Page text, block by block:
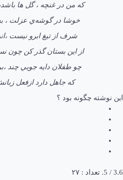
كه من در غنچه ، گل ها
خوشا در گوشه‌ي عزلت ،
شرف از تيغ ابرو نيست
از اين بستان گذر كن چون
چو طفلان دايه جويي چند
كه جاهل دارد ازفعل
این نوشته چگونه بود ؟
3.6 / 5. تعداد :
۲۷